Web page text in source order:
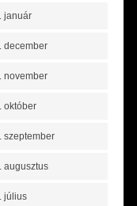
január
december
november
október
szeptember
augusztus
július